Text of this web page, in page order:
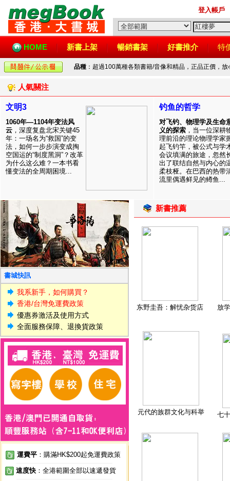
登入帳戶
HOME 新書上架 暢銷書架 好書推介 特
品種 ：超過100萬種各類書籍/音像和精品，正品正價，
人氣關注
文明3
1060年—1104年变法风
云 ，深度复盘北宋关键45
年：一场名为“救国”的变
法，如何一步步演变成掏
空国运的“制度黑洞”？改革
为什么这么难？一本书看
懂变法的全周期困境...
钓鱼的哲学
对飞钓、物理学及生命
义的探索 ，当一位深耕
理前沿的理论物理学家
起飞钓竿，被公式与学
会议填满的旅途，忽然
出了联结自然与内心的
柔枝桠。在巴西的热带
流里偶遇鲜见的鳟鱼...
書城快訊
我系新手，如何購買？
香港/台灣免運費政策
優惠券激活及使用方式
全面服務保障、退換貨政策
運費平 ：購滿HK$200起免運費政策
速度快 ：全港範圍全部以速遞發貨
新書推薦
东野圭吾：解忧杂货店 放
元代的族群文化与科举 七